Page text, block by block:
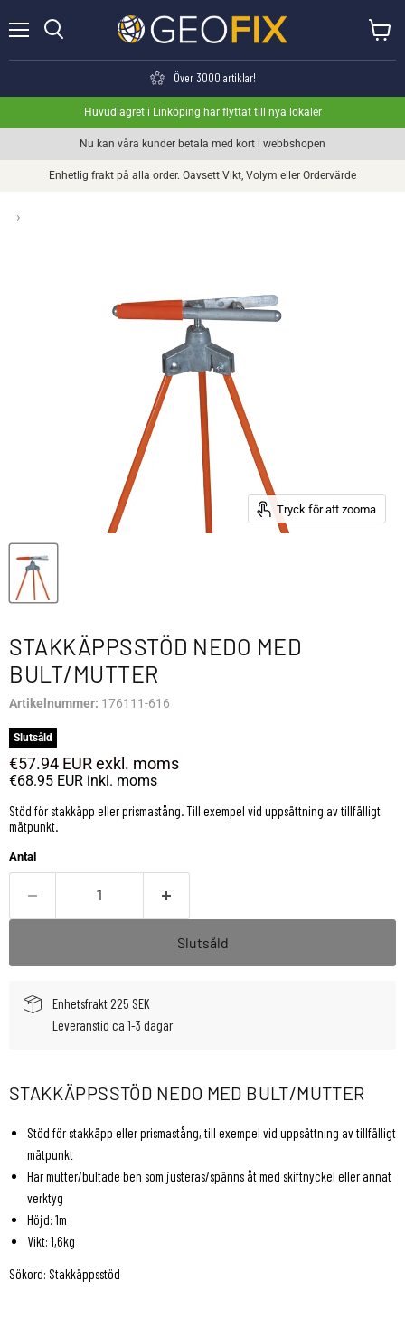
Över 3000 artiklar!
Huvudlagret i Linköping har flyttat till nya lokaler
Nu kan våra kunder betala med kort i webbshopen
Enhetlig frakt på alla order. Oavsett Vikt, Volym eller Ordervärde
›
Tryck för att zooma
STAKKÄPPSSTÖD NEDO MED
BULT/MUTTER
Artikelnummer: 176111-616
Slutsåld
€57.94 EURexkl. moms
€68.95 EUR inkl. moms
Stöd för stakkäpp eller prismastång. Till exempel vid uppsättning av tillfälligt
mätpunkt.
Antal
Slutsåld
Enhetsfrakt 225 SEK
Leveranstid ca 1-3 dagar
STAKKÄPPSSTÖD NEDO MED BULT/MUTTER
Stöd för stakkäpp eller prismastång, till exempel vid uppsättning av tillfälligt
mätpunkt
Har mutter/bultade ben som justeras/spänns åt med skiftnyckel eller annat
verktyg
Höjd: 1m
Vikt: 1,6kg
Sökord: Stakkäppsstöd